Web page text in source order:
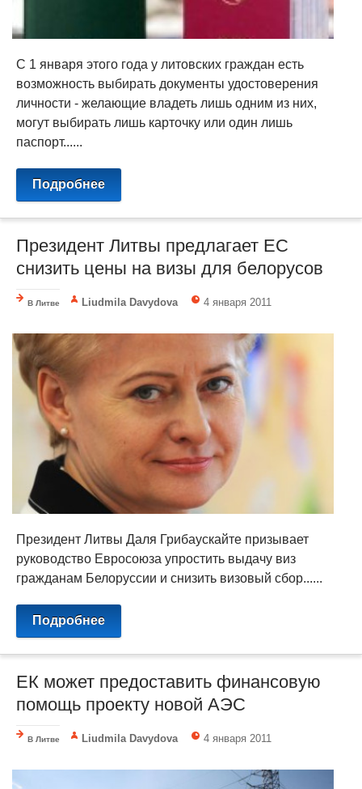
С 1 января этого года у литовских граждан есть
возможность выбирать документы удостоверения
личности - желающие владеть лишь одним из них,
могут выбирать лишь карточку или один лишь
паспорт......
Подробнее
Президент Литвы предлагает ЕС
снизить цены на визы для белорусов
В Литве Liudmila Davydova 4 января 2011
Президент Литвы Даля Грибаускайте призывает
руководство Евросоюза упростить выдачу виз
гражданам Белоруссии и снизить визовый сбор......
Подробнее
ЕК может предоставить финансовую
помощь проекту новой АЭС
В Литве Liudmila Davydova 4 января 2011